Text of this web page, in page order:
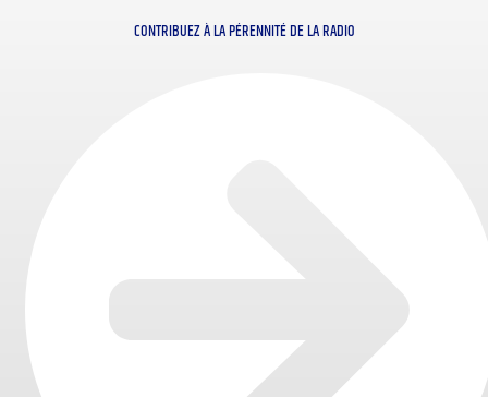
CONTRIBUEZ À LA PÉRENNITÉ DE LA RADIO